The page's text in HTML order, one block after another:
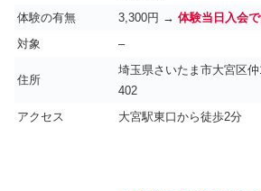
体験の有無
3,300円 → 体験当日入会
対象
–
住所
埼玉県さいたま市大宮区
402
アクセス
大宮駅東口から徒歩2分